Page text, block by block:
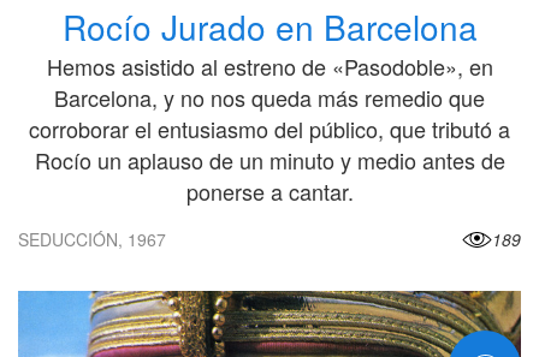
Rocío Jurado en Barcelona
Hemos asistido al estreno de «Pasodoble», en
Barcelona, y no nos queda más remedio que
corroborar el entusiasmo del público, que tributó a
Rocío un aplauso de un minuto y medio antes de
ponerse a cantar.
SEDUCCIÓN, 1967 189